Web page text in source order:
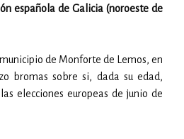
española de Galicia (noroeste de
de Monforte de Lemos, en
bromas sobre si, dada su edad,
elecciones europeas de junio de